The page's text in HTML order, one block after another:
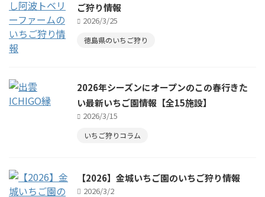
ご狩り情報
2026/3/25
徳島県のいちご狩り
2026年シーズンにオープンのこの春行きた
い最新いちご園情報【全15施設】
2026/3/15
いちご狩りコラム
【2026】金城いちご園のいちご狩り情報
2026/3/2